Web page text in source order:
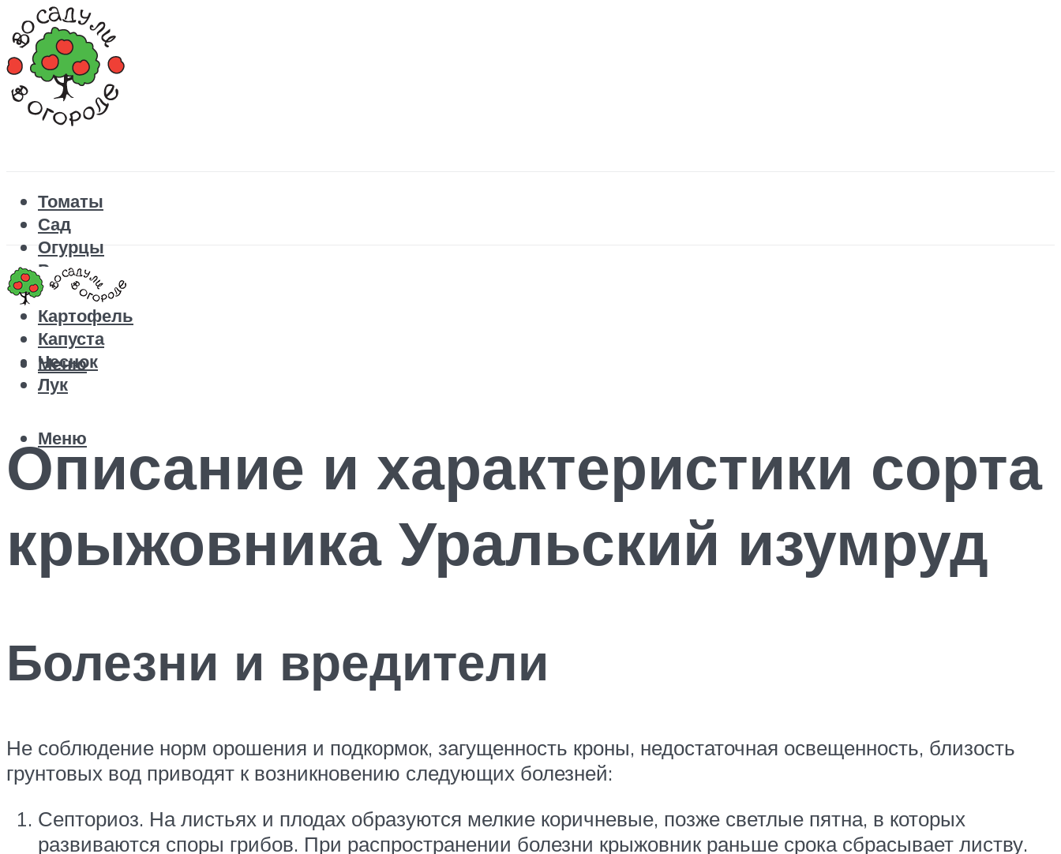
Томаты
Сад
Огурцы
Рецепты
Перец
Картофель
Капуста
Чеснок
Лук
Меню
Меню
Описание и характеристики сорта
крыжовника Уральский изумруд
Болезни и вредители
Не соблюдение норм орошения и подкормок, загущенность кроны, недостаточная освещенность, близость
грунтовых вод приводят к возникновению следующих болезней:
Септориоз. На листьях и плодах образуются мелкие коричневые, позже светлые пятна, в которых
развиваются споры грибов. При распространении болезни крыжовник раньше срока сбрасывает листву.